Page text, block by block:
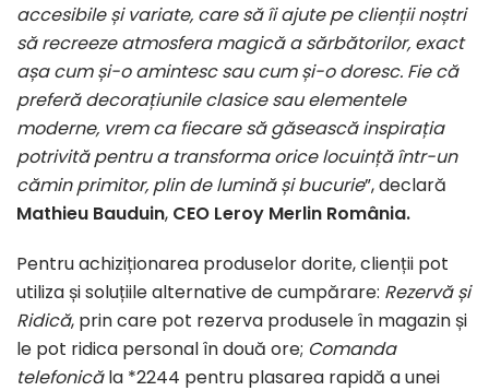
accesibile și variate, care să îi ajute pe clienții noștri
să recreeze atmosfera magică a sărbătorilor, exact
așa cum și-o amintesc sau cum și-o doresc. Fie că
preferă decorațiunile clasice sau elementele
moderne, vrem ca fiecare să găsească inspirația
potrivită pentru a transforma orice locuință într-un
cămin primitor, plin de lumină și bucurie”, declară
Mathieu Bauduin, CEO Leroy Merlin România.
Pentru achiziționarea produselor dorite, clienții pot
utiliza și soluțiile alternative de cumpărare: Rezervă și
Ridică, prin care pot rezerva produsele în magazin și
le pot ridica personal în două ore; Comanda
telefonicăla *2244 pentru plasarea rapidă a unei